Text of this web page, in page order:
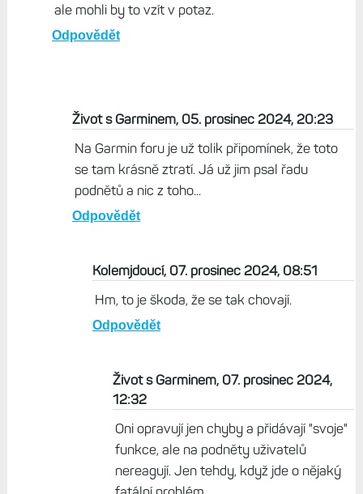
ale mohli by to vzít v potaz.
Odpovědět
Život s Garminem, 05. prosinec 2024, 20:23
Na Garmin foru je už tolik připomínek, že toto
se tam krásně ztratí. Já už jim psal řadu
podnětů a nic z toho...
Odpovědět
Kolemjdoucí, 07. prosinec 2024, 08:51
Hm, to je škoda, že se tak chovají.
Odpovědět
Život s Garminem, 07. prosinec 2024,
12:32
Oni opravují jen chyby a přidávají "svoje"
funkce, ale na podněty uživatelů
nereagují. Jen tehdy, když jde o nějaký